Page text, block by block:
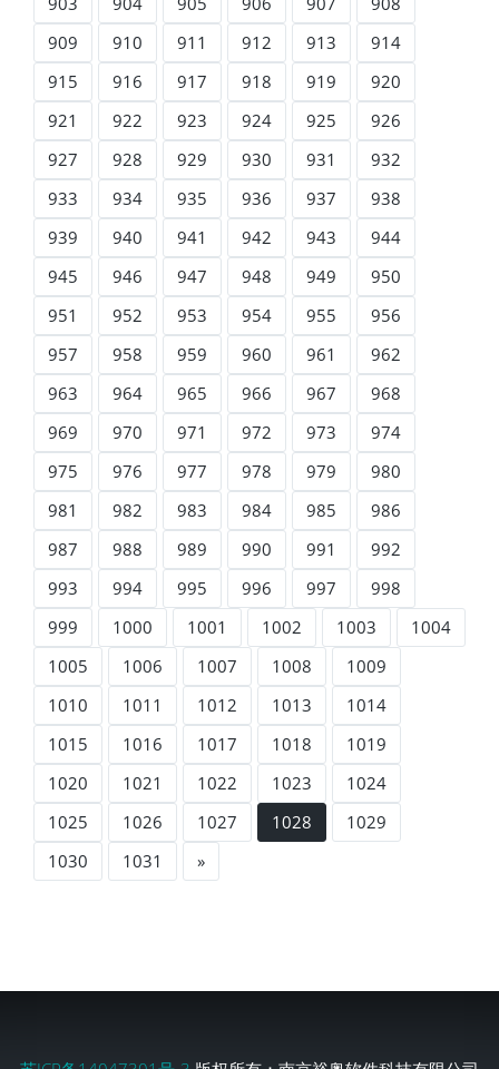
909
910 911 912 913
914
915
916 917 918 919
920
921
922 923 924 925
926
927
928 929 930 931
932
933
934 935 936 937
938
939
940 941 942 943
944
945
946 947 948 949
950
951
952 953 954 955
956
957
958 959 960 961
962
963
964 965 966 967
968
969
970 971 972 973
974
975
976 977 978 979
980
981
982 983 984 985
986
987
988 989 990 991
992
993
994 995 996 997
998
999
1000 1001 1002 1003
1004
1005
1006 1007 1008
1009
1010
1011 1012 1013
1014
1015
1016 1017 1018
1019
1020
1021 1022 1023
1024
1025
1026 1027 1028
1029
1030
1031 »